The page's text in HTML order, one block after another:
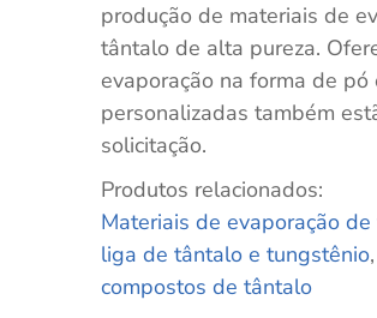
produção de materiais de
tântalo de alta pureza.
evaporação na forma de pó
personalizadas também
solicitação.
Produtos relacionados:
Materiais de evaporação
liga de tântalo e tungstênio,
compostos de tântalo